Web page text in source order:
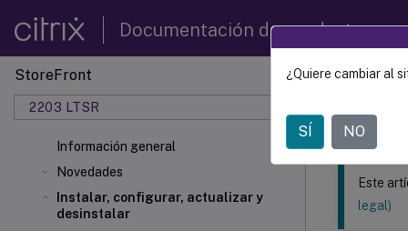
Documentación de productos
StoreFront
2203 LTSR
Información general
Novedades
Instalar, configurar, actualizar y
desinstalar
Este
Este
legal)
¿Quiere cambiar al
SÍ NO